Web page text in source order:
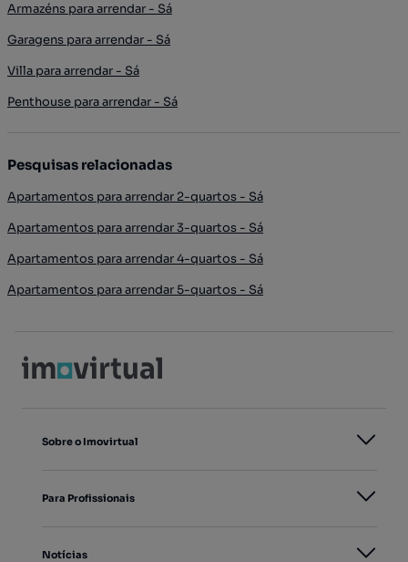
Armazéns para arrendar - Sá
Garagens para arrendar - Sá
Villa para arrendar - Sá
Penthouse para arrendar - Sá
Pesquisas relacionadas
Apartamentos para arrendar 2-quartos - Sá
Apartamentos para arrendar 3-quartos - Sá
Apartamentos para arrendar 4-quartos - Sá
Apartamentos para arrendar 5-quartos - Sá
Sobre o Imovirtual
Para Profissionais
Notícias